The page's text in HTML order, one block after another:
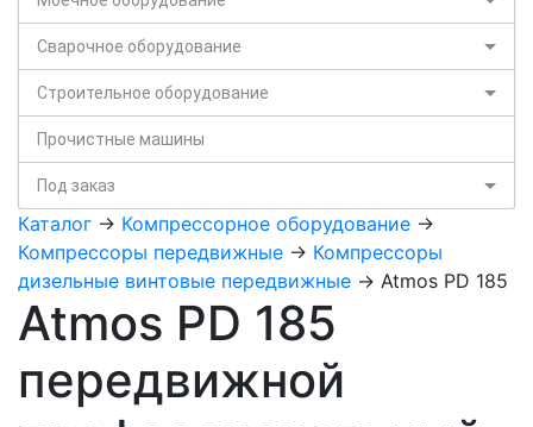
Сварочное оборудование
Строительное оборудование
Прочистные машины
Под заказ
Каталог -> Компрессорное оборудование ->
Компрессоры передвижные -> Компрессоры
дизельные винтовые передвижные -> Atmos PD 185
Atmos PD 185
передвижной